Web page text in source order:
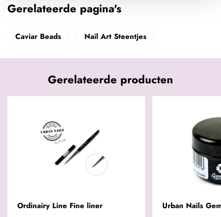
Gerelateerde pagina's
Caviar Beads Nail Art Steentjes
Gerelateerde producten
Ordinairy Line Fine liner Urban Nails